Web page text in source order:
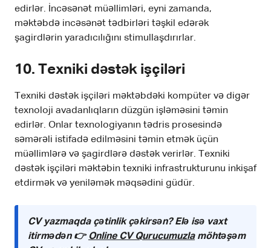
edirlər. İncəsənət müəllimləri, eyni zamanda,
məktəbdə incəsənət tədbirləri təşkil edərək
şagirdlərin yaradıcılığını stimullaşdırırlar.
10. Texniki dəstək işçiləri
Texniki dəstək işçiləri məktəbdəki kompüter və digər
texnoloji avadanlıqların düzgün işləməsini təmin
edirlər. Onlar texnologiyanın tədris prosesində
səmərəli istifadə edilməsini təmin etmək üçün
müəllimlərə və şagirdlərə dəstək verirlər. Texniki
dəstək işçiləri məktəbin texniki infrastrukturunu inkişaf
etdirmək və yeniləmək məqsədini güdür.
CV yazmaqda çətinlik çəkirsən? Elə isə vaxt
itirmədən 👉 Online CV Qurucumuzlamöhtəşəm